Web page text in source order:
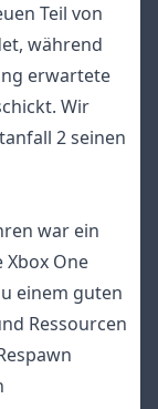
Teil von
während
erwartete
Wir
2 seinen
war ein
One
einem guten
Ressourcen